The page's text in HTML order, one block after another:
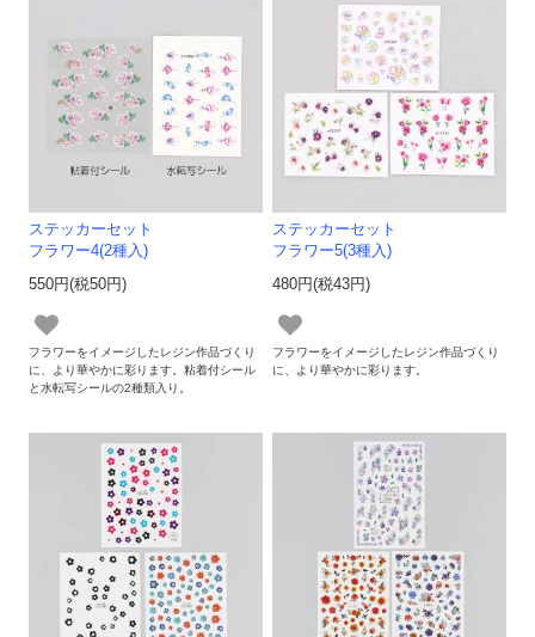
ステッカーセット
フラワー4(2種入)
550円(税50円)
フラワーをイメージしたレジン作品づくり
に、より華やかに彩ります。粘着付シール
と水転写シールの2種類入り。
ステッカーセット
フラワー5(3種入)
480円(税43円)
フラワーをイメージしたレジン作品づくり
に、より華やかに彩ります。